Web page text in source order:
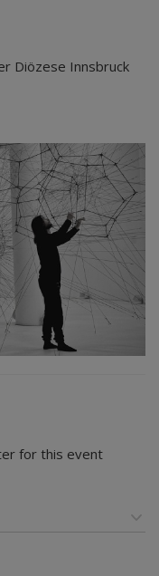
Diözese Innsbruck
for this event